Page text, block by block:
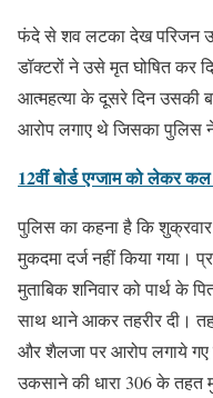
फंदे से शव लटका देख परिजन
डॉक्टरों ने उसे मृत घोषित कर
आत्महत्या के दूसरे दिन उसकी
आरोप लगाए थे जिसका पुलिस
12वीं बोर्ड एग्जाम को लेकर
पुलिस का कहना है कि
मुकदमा दर्ज नहीं किया गया।
मुताबिक शनिवार को पार्थ के
साथ थाने आकर तहरीर दी।
और शैलजा पर आरोप लगाये गए
उकसाने की धारा 306 के तहत